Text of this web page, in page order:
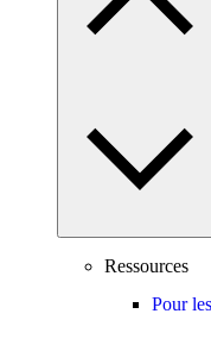
Ressources
Pour